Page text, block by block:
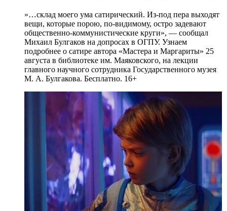
»…склад моего ума сатирический. Из-под пера выходят
вещи, которые порою, по-видимому, остро задевают
общественно-коммунистические круги», — сообщал
Михаил Булгаков на допросах в ОГПУ. Узнаем
подробнее о сатире автора «Мастера и Маргариты» 25
августа в библиотеке им. Маяковского, на лекции
главного научного сотрудника Государственного музея
М. А. Булгакова. Бесплатно. 16+